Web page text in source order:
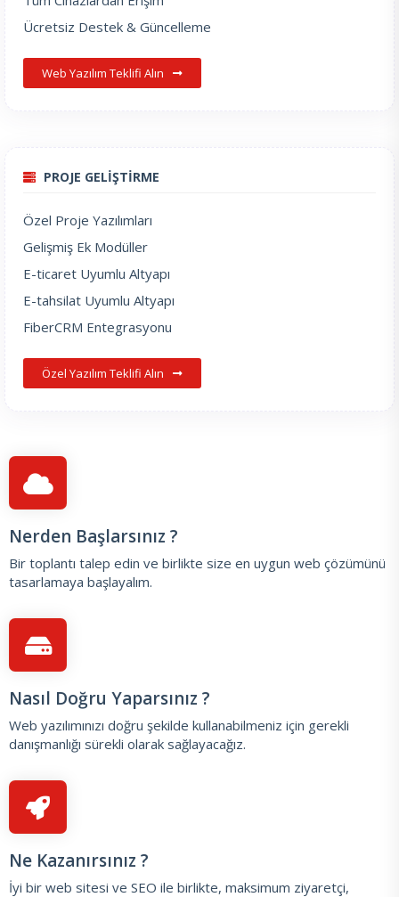
Ücretsiz Destek & Güncelleme
Web Yazılım Teklifi Alın
PROJE GELİŞTİRME
Özel Proje Yazılımları
Gelişmiş Ek Modüller
E-ticaret Uyumlu Altyapı
E-tahsilat Uyumlu Altyapı
FiberCRM Entegrasyonu
Özel Yazılım Teklifi Alın
Nerden Başlarsınız ?
Bir toplantı talep edin ve birlikte size en uygun web çözümünü
tasarlamaya başlayalım.
Nasıl Doğru Yaparsınız ?
Web yazılımınızı doğru şekilde kullanabilmeniz için gerekli
danışmanlığı sürekli olarak sağlayacağız.
Ne Kazanırsınız ?
İyi bir web sitesi ve SEO ile birlikte, maksimum ziyaretçi,